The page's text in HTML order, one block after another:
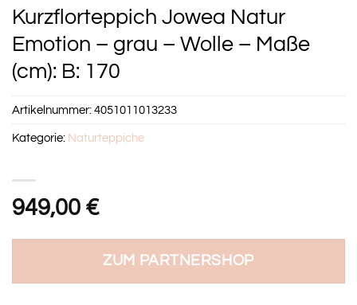
Kurzflorteppich Jowea Natur
Emotion – grau – Wolle – Maße
(cm): B: 170
949,00 €
ZUM PARTNERSHOP
Artikelnummer:4051011013233
Kategorie: Naturteppiche